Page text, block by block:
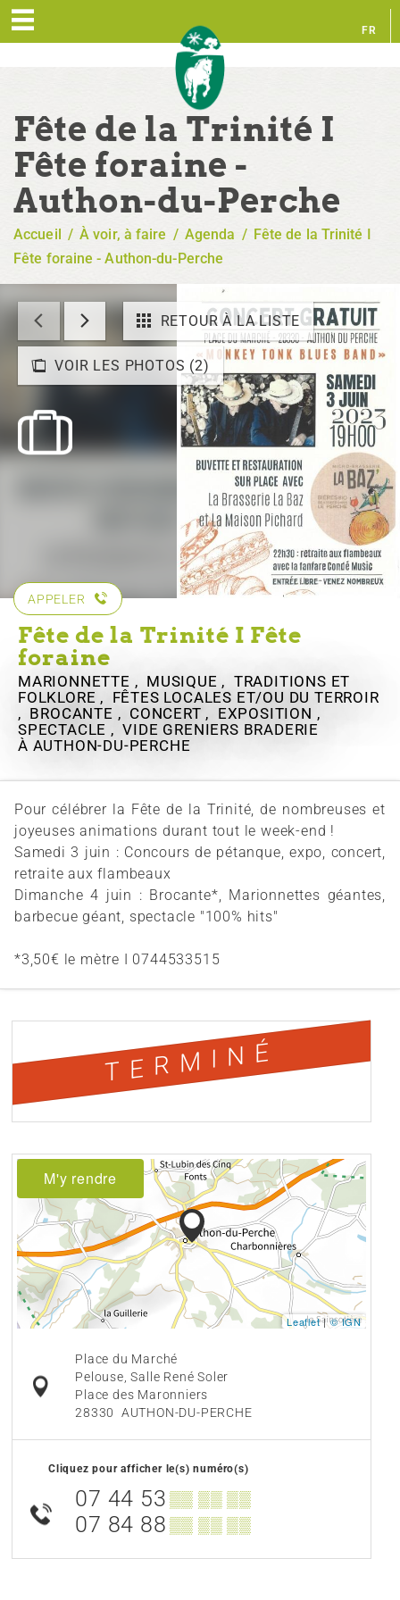
FR
Fête de la Trinité I
Fête foraine -
Authon-du-Perche
Accueil / À voir, à faire / Agenda / Fête de la Trinité I
Fête foraine - Authon-du-Perche
RETOUR À LA LISTE
VOIR LES PHOTOS (2)
APPELER
Fête de la Trinité I Fête
foraine
MARIONNETTE , MUSIQUE , TRADITIONS ET
FOLKLORE , FÊTES LOCALES ET/OU DU TERROIR
, BROCANTE , CONCERT , EXPOSITION ,
SPECTACLE , VIDE GRENIERS BRADERIE
À AUTHON-DU-PERCHE
Pour célébrer la Fête de la Trinité, de nombreuses et
joyeuses animations durant tout le week-end !
Samedi 3 juin : Concours de pétanque, expo, concert,
retraite aux flambeaux
Dimanche 4 juin : Brocante*, Marionnettes géantes,
barbecue géant, spectacle "100% hits"
*3,50€ le mètre I 0744533515
TERMINÉ
M'y rendre
Leaflet|© IGN
Place du Marché
Pelouse, Salle René Soler
Place des Maronniers
28330 AUTHON-DU-PERCHE
Cliquez pour afficher le(s) numéro(s)
07 44 53 ▒▒ ▒▒ ▒▒
07 84 88 ▒▒ ▒▒ ▒▒